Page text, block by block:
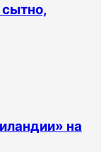
сытно,
на